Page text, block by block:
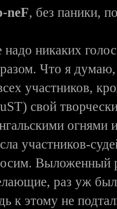
neF, без паники,
надо никаких
Что я
участников,
свой
участников-
Выложенный
раз уж
к этому не